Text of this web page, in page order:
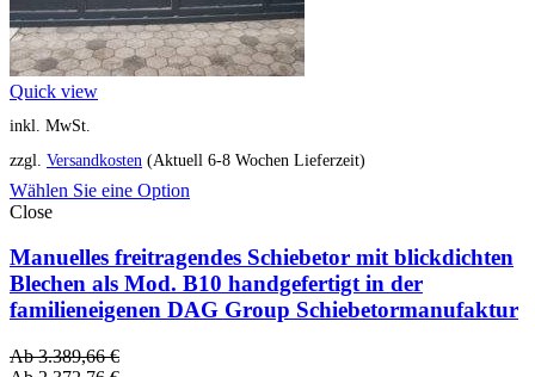
Quick view
inkl. MwSt.
zzgl. Versandkosten (Aktuell 6-8 Wochen Lieferzeit)
Wählen Sie eine Option
Close
Manuelles freitragendes Schiebetor mit blickdichten
Blechen als Mod. B10 handgefertigt in der
familieneigenen DAG Group Schiebetormanufaktur
Ab3.389,66€